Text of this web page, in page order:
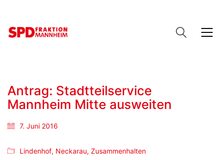
Antrag: Stadtteilservice
Mannheim Mitte ausweiten
7. Juni 2016
Lindenhof, Neckarau, Zusammenhalten